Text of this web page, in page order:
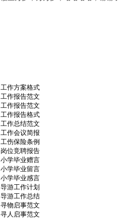
工作方案格式
工作报告范文
工作报告范文
工作报告格式
工作总结范文
工作会议简报
工伤保险条例
岗位竞聘报告
小学毕业赠言
小学毕业留言
小学毕业感言
导游工作计划
导游工作总结
寻物启事范文
寻人启事范文